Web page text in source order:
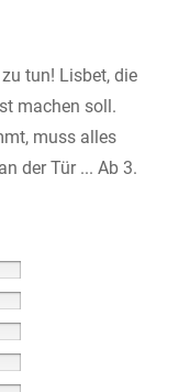
tun! Lisbet, die
machen soll.
muss alles
der Tür ... Ab 3.